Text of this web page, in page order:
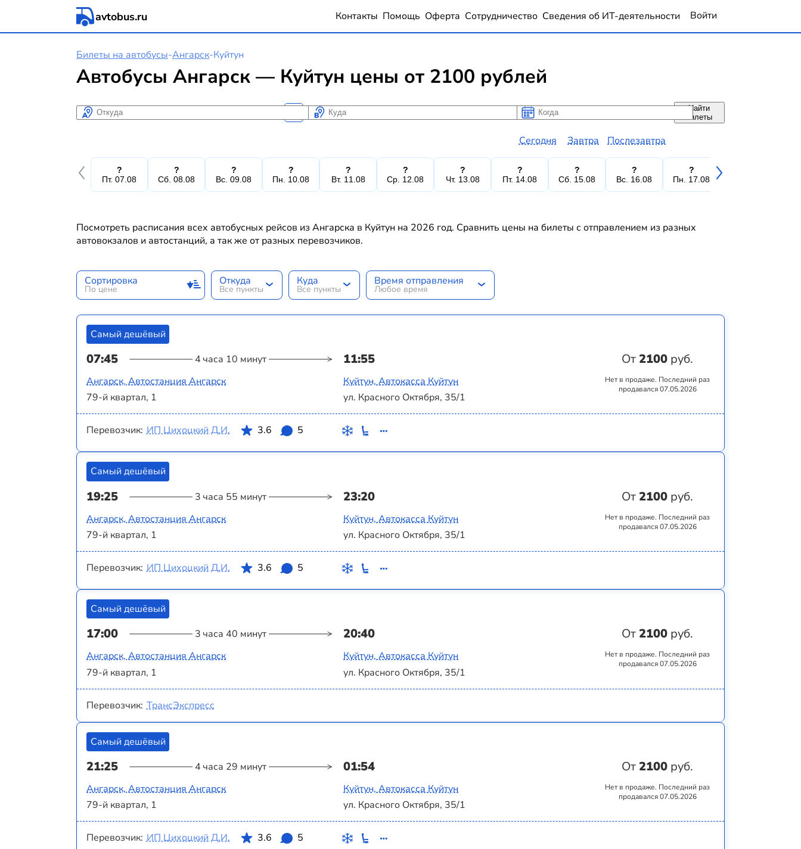
avtobus.ru Контакты Помощь Оферта Сотрудничество Сведения об ИТ-деятельности Войти
Билеты на автобусы-Ангарск-Куйтун
Автобусы Ангарск — Куйтун цены от 2100 рублей
Откуда Куда Когда
Когда
Сегодня Завтра Послезавтра
Найти
билеты
?
Пт. 07.08
?
Сб. 08.08
?
Вс. 09.08
?
Пн. 10.08
?
Вт. 11.08
?
Ср. 12.08
?
Чт. 13.08
?
Пт. 14.08
?
Сб. 15.08
?
Вс. 16.08
?
Пн. 17.08
Посмотреть расписания всех автобусных рейсов из Ангарска в Куйтун на 2026 год. Сравнить цены на билеты с отправлением из разных
автовокзалов и автостанций, а так же от разных перевозчиков.
Сортировка
По цене
Откуда
Все пункты
Куда
Все пункты
Время отправления
Любое время
Самый дешёвый
07:45 4 часа 10 минут 11:55 От2100 руб.
Ангарск, Автостанция Ангарск
79-й квартал, 1
Куйтун, Автокасса Куйтун
ул. Красного Октября, 35/1
Нет в продаже. Последний раз
продавался 07.05.2026
Перевозчик: ИП Цихоцкий Д.И. 3.6 5
Самый дешёвый
19:25 3 часа 55 минут 23:20 От2100 руб.
Ангарск, Автостанция Ангарск
79-й квартал, 1
Куйтун, Автокасса Куйтун
ул. Красного Октября, 35/1
Нет в продаже. Последний раз
продавался 07.05.2026
Перевозчик: ИП Цихоцкий Д.И. 3.6 5
Самый дешёвый
17:00 3 часа 40 минут 20:40 От2100 руб.
Ангарск, Автостанция Ангарск
79-й квартал, 1
Куйтун, Автокасса Куйтун
ул. Красного Октября, 35/1
Нет в продаже. Последний раз
продавался 07.05.2026
Перевозчик: ТрансЭкспресс
Самый дешёвый
21:25 4 часа 29 минут 01:54 От2100 руб.
Ангарск, Автостанция Ангарск
79-й квартал, 1
Куйтун, Автокасса Куйтун
ул. Красного Октября, 35/1
Нет в продаже. Последний раз
продавался 07.05.2026
Перевозчик: ИП Цихоцкий Д.И. 3.6 5